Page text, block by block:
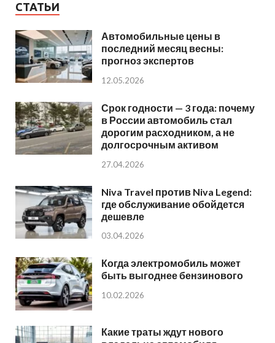
СТАТЬИ
Автомобильные цены в
последний месяц весны:
прогноз экспертов
12.05.2026
Срок годности — 3 года: почему
в России автомобиль стал
дорогим расходником, а не
долгосрочным активом
27.04.2026
Niva Travel против Niva Legend:
где обслуживание обойдется
дешевле
03.04.2026
Когда электромобиль может
быть выгоднее бензинового
10.02.2026
Какие траты ждут нового